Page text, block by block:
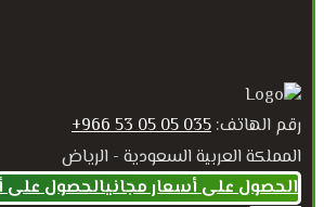
رقم الهاتف: 035 05 05 53 966+
المملكة العربية السعودية - الرياض
الحصول على أسعار مجانيالحصول على